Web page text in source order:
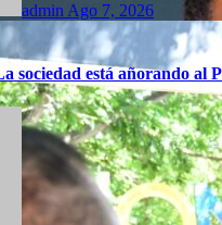
admin Ago 7, 2026
sociedad está añorando al